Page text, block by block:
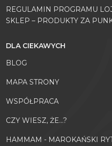
REGULAMIN PROGRAMU
SKLEP – PRODUKTY ZA
DLA CIEKAWYCH
BLOG
MAPA STRONY
WSPÓŁPRACA
CZY WIESZ, ŻE...?
HAMMAM - MAROKAŃSKI